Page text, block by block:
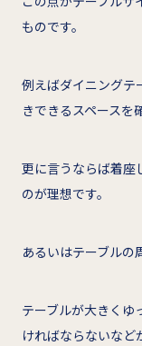
ものです。
例えばダイニングテ
きできるスペースを
更に言うならば着座
のが理想です。
あるいはテーブルの
テーブルが大きくゆ
ければならないなど